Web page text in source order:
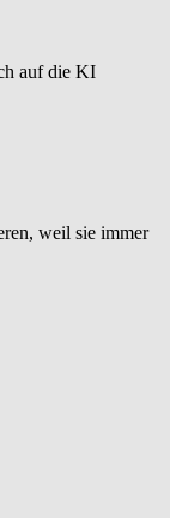
auf die KI
weil sie immer